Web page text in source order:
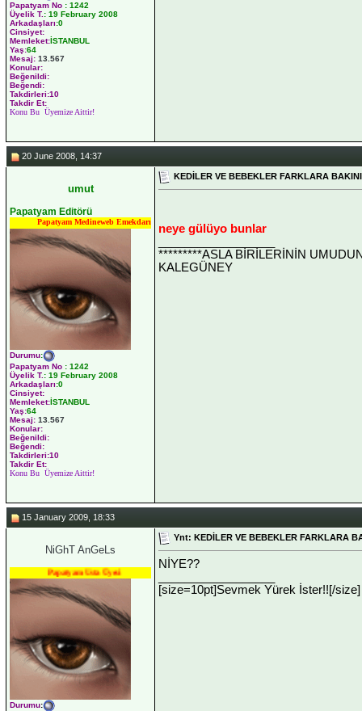
Papatyam No : 1242
Üyelik T.: 19 February 2008
Arkadaşları:0
Cinsiyet:
Memleket:İSTANBUL
Yaş:64
Mesaj: 13.567
Konular:
Beğenildi:
Beğendi:
Takdirleri:10
Takdir Et:
Konu Bu Üyemize Aittir!
20 June 2008, 14:37
umut
Papatyam Editörü
Papatyam Medineweb Emekdarı
Durumu:
Papatyam No : 1242
Üyelik T.: 19 February 2008
Arkadaşları:0
Cinsiyet:
Memleket:İSTANBUL
Yaş:64
Mesaj: 13.567
Konular:
Beğenildi:
Beğendi:
Takdirleri:10
Takdir Et:
Konu Bu Üyemize Aittir!
KEDİLER VE BEBEKLER FARKLARA
neye gülüyo bunlar
*********ASLA BİRİLERİNİN
KALEGÜNEY
15 January 2009, 18:33
NiGhT AnGeLs
Papatyam Usta Üyesi
Durumu:
Ynt: KEDİLER VE BEBEKLER FARKLARA
NİYE??
[size=10pt]Sevmek Yürek İster!![/size]